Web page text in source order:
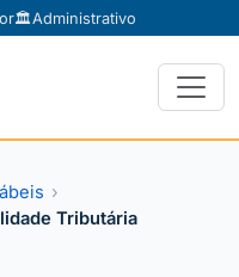
🏛️Administrativo
Tributária